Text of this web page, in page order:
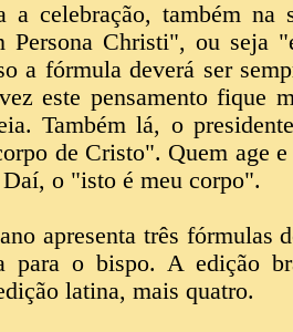
a celebração, também na
Persona Christi", ou seja
a fórmula deverá ser
este pensamento fique
Também lá, o
de Cristo". Quem age
o "isto é meu corpo".
apresenta três fórmulas
para o bispo. A edição
latina, mais quatro.